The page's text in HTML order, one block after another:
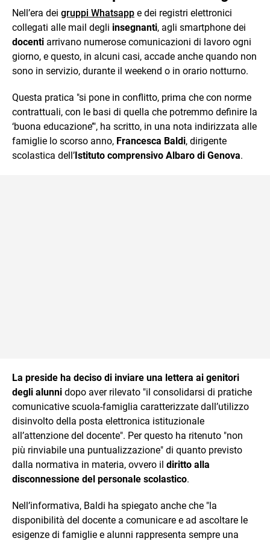
Nell’era dei gruppi Whatsapp e dei registri elettronici
collegati alle mail degli insegnanti, agli smartphone dei
docenti arrivano numerose comunicazioni di lavoro ogni
giorno, e questo, in alcuni casi, accade anche quando non
sono in servizio, durante il weekend o in orario notturno.
Questa pratica "si pone in conflitto, prima che con norme
contrattuali, con le basi di quella che potremmo definire la
‘buona educazione’", ha scritto, in una nota indirizzata alle
famiglie lo scorso anno, Francesca Baldi, dirigente
scolastica dell’Istituto comprensivo Albaro di Genova.
La preside ha deciso di inviare una lettera ai genitori
degli alunni dopo aver rilevato "il consolidarsi di pratiche
comunicative scuola-famiglia caratterizzate dall’utilizzo
disinvolto della posta elettronica istituzionale
all’attenzione del docente". Per questo ha ritenuto "non
più rinviabile una puntualizzazione" di quanto previsto
dalla normativa in materia, ovvero il diritto alla
disconnessione del personale scolastico.
Nell’informativa, Baldi ha spiegato anche che "la
disponibilità del docente a comunicare e ad ascoltare le
esigenze di famiglie e alunni rappresenta sempre una